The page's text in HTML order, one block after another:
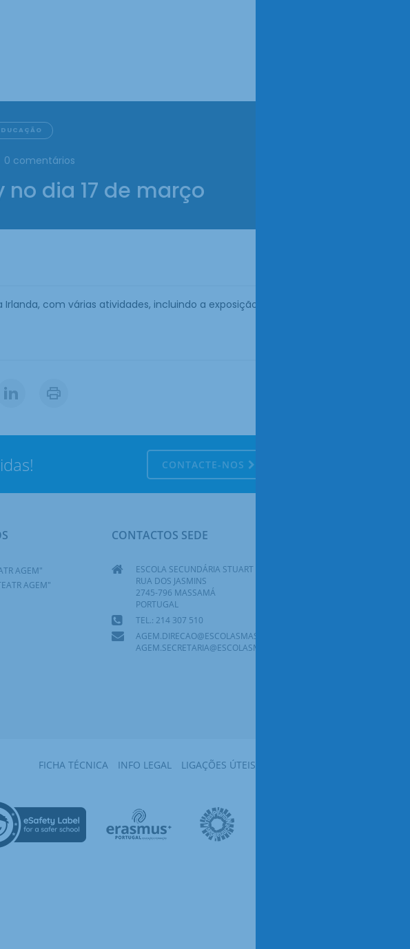
0 comentários
dia 17 de março
com várias atividades, incluindo a exposição de trabalhos
CONTACTE-NOS
AGEM"
AGEM"
CONTACTOS SEDE
ESCOLA SECUNDÁRIA STUART CARVALHAIS
RUA DOS JASMINS
2745-796 MASSAMÁ
PORTUGAL
TEL.: 214 307 510
AGEM.DIRECAO@ESCOLASMASSAMA.PT
AGEM.SECRETARIA@ESCOLASMASSAMA.PT
FICHA TÉCNICA INFO LEGAL LIGAÇÕES ÚTEIS